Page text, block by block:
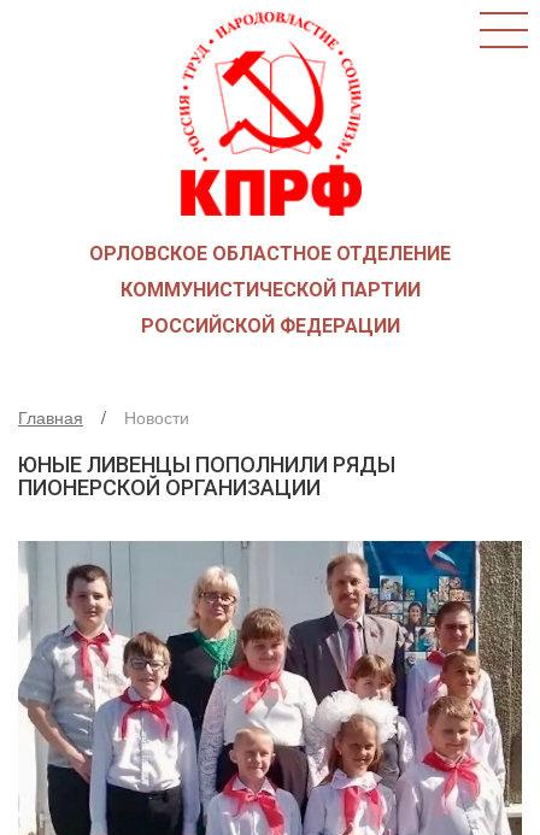
КАК ВСТУПИТЬ В КПРФ
ОБЩЕСТВЕННЫЕ ОРГАНИЗАЦИИ
СОЮЗ СОВЕТСКИХ ОФИЦЕРОВ В ПОДДЕРЖКУ
АРМИИ И ФЛОТА
ОРЛОВСКИЙ ОБЛАСТНОЙ СОВЕТ
ДЕПУТАТЫ ОРГАНОВ МЕСТНОГО
САМОУПРАВЛЕНИЯ
ПАРТИЙНАЯ ПЕЧАТЬ
ПАРТИЙНАЯ ЖИЗНЬ
МЕСТНЫЕ ОТДЕЛЕНИЯ
КОНТАКТЫ
КПРФ ПРОФ
ОРЛОВСКОЕ ОБЛАСТНОЕ ОТДЕЛЕНИЕ
КОММУНИСТИЧЕСКОЙ ПАРТИИ
РОССИЙСКОЙ ФЕДЕРАЦИИ
Главная Новости
ЮНЫЕ ЛИВЕНЦЫ ПОПОЛНИЛИ РЯДЫ
ПИОНЕРСКОЙ ОРГАНИЗАЦИИ